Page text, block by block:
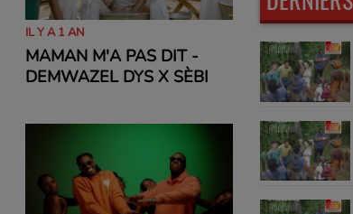
IL Y A 1 AN
MAMAN M'A PAS DIT -
DEMWAZEL DYS X SÈBI